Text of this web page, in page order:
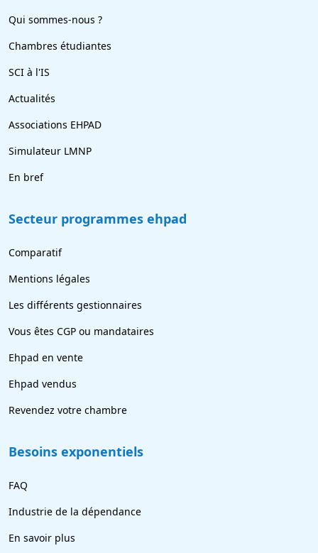
Qui sommes-nous ?
Chambres étudiantes
SCI à l'IS
Actualités
Associations EHPAD
Simulateur LMNP
En bref
Secteur programmes ehpad
Comparatif
Mentions légales
Les différents gestionnaires
Vous êtes CGP ou mandataires
Ehpad en vente
Ehpad vendus
Revendez votre chambre
Besoins exponentiels
FAQ
Industrie de la dépendance
En savoir plus